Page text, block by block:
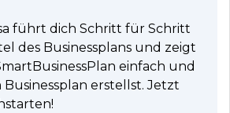
führt dich Schritt für Schritt
des Businessplans und zeigt
einfach und
erstellst. Jetzt